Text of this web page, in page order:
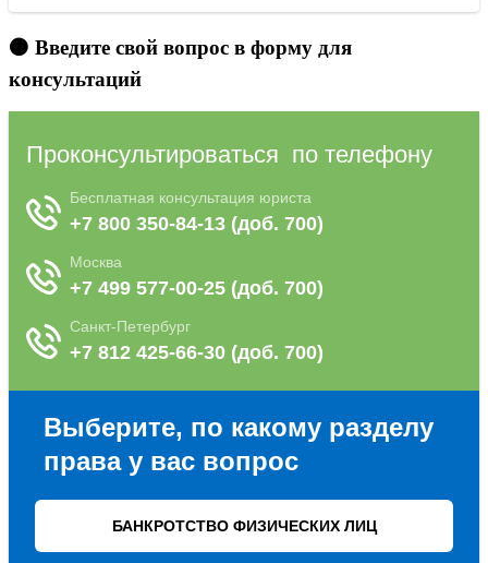
🟠 Введите свой вопрос в форму для
консультаций